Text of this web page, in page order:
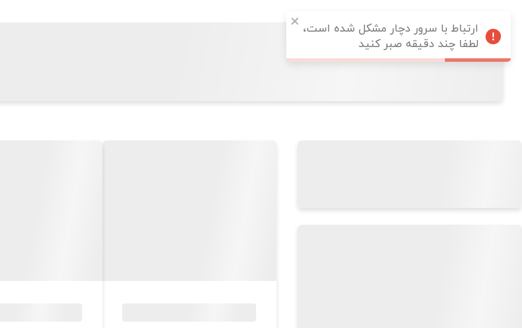
ارتباط با سرور دچار مشکل شده است،
لطفا چند دقیقه صبر کنید